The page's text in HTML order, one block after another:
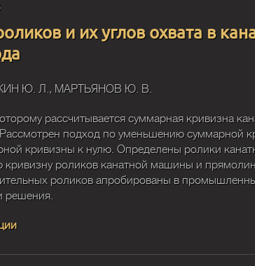
и их углов охвата в
Ю. Л., МАРТЬЯНОВ Ю. В.
рассчитывается суммарная кривизна
подход по уменьшению суммарной
кривизны к нулю. Определены ролики
роликов канатной машины и
роликов апробированы в
решения.